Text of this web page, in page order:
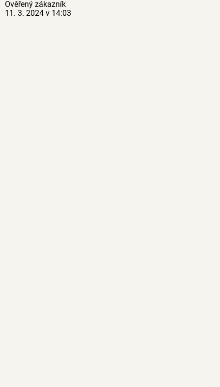
Ověřený zákazník
11. 3. 2024 v 14:03